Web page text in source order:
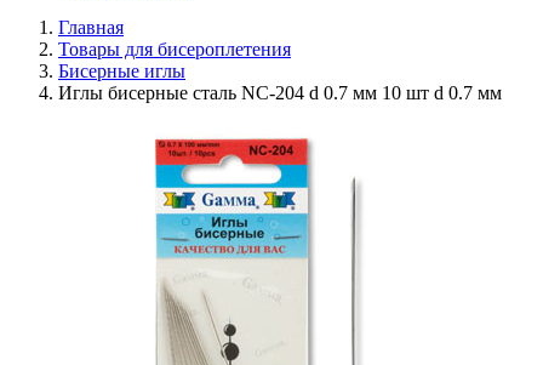
Главная
Товары для бисероплетения
Бисерные иглы
Иглы бисерные сталь NC-204 d 0.7 мм 10 шт d 0.7 мм